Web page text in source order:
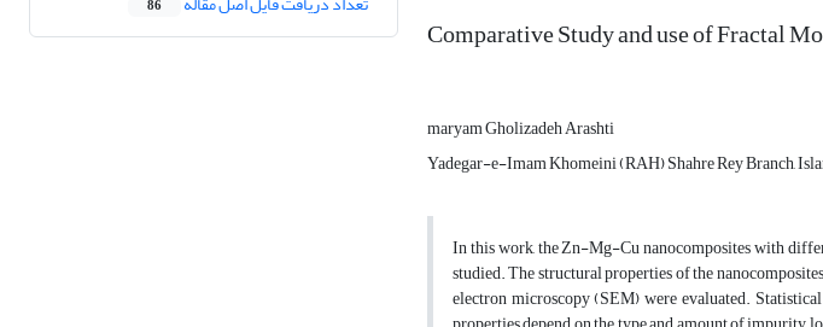
Comparative Study and use of Fractal
maryam Gholizadeh Arashti
Yadegar-e-Imam Khomeini (RAH) Shahre Rey Branch,
In this work, the Zn-Mg-Cu nanocomposites with
studied. The structural properties of the
electron microscopy (SEM) were evaluated.
86